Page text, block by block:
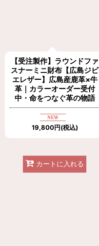
【受注製作】ラウンドファ
スナーミニ財布【広島ジビ
エレザー】広島産鹿革×牛
革｜カラーオーダー受付
中・命をつなぐ革の物語
19,800円(税込)
カートに入れる